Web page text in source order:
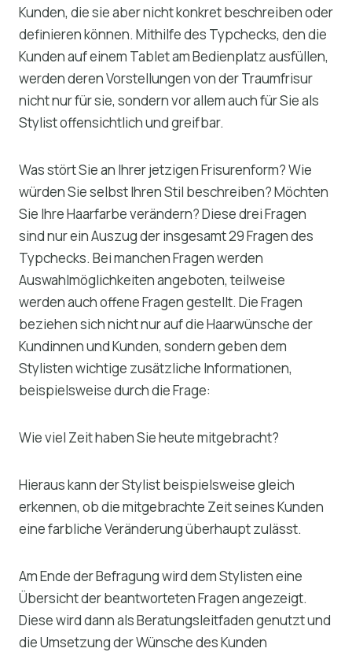
Kunden, die sie aber nicht konkret beschreiben oder
definieren können. Mithilfe des Typchecks, den die
Kunden auf einem Tablet am Bedienplatz ausfüllen,
werden deren Vorstellungen von der Traumfrisur
nicht nur für sie, sondern vor allem auch für Sie als
Stylist offensichtlich und greifbar.
Was stört Sie an Ihrer jetzigen Frisurenform? Wie
würden Sie selbst Ihren Stil beschreiben? Möchten
Sie Ihre Haarfarbe verändern? Diese drei Fragen
sind nur ein Auszug der insgesamt 29 Fragen des
Typchecks. Bei manchen Fragen werden
Auswahlmöglichkeiten angeboten, teilweise
werden auch offene Fragen gestellt. Die Fragen
beziehen sich nicht nur auf die Haarwünsche der
Kundinnen und Kunden, sondern geben dem
Stylisten wichtige zusätzliche Informationen,
beispielsweise durch die Frage:
Wie viel Zeit haben Sie heute mitgebracht?
Hieraus kann der Stylist beispielsweise gleich
erkennen, ob die mitgebrachte Zeit seines Kunden
eine farbliche Veränderung überhaupt zulässt.
Am Ende der Befragung wird dem Stylisten eine
Übersicht der beantworteten Fragen angezeigt.
Diese wird dann als Beratungsleitfaden genutzt und
die Umsetzung der Wünsche des Kunden